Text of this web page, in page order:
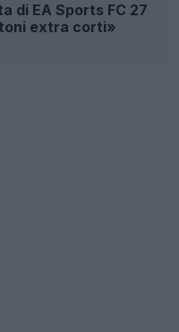
di EA Sports FC 27
extra corti»